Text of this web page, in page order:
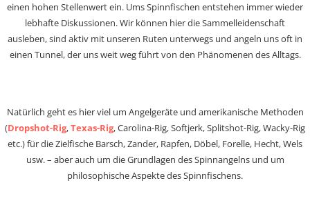
einen hohen Stellenwert ein. Ums Spinnfischen entstehen immer wieder
lebhafte Diskussionen. Wir können hier die Sammelleidenschaft
ausleben, sind aktiv mit unseren Ruten unterwegs und angeln uns oft in
einen Tunnel, der uns weit weg führt von den Phänomenen des Alltags.
Natürlich geht es hier viel um Angelgeräte und amerikanische Methoden
(Dropshot-Rig,Texas-Rig, Carolina-Rig, Softjerk, Splitshot-Rig, Wacky-Rig
etc.) für die Zielfische Barsch, Zander, Rapfen, Döbel, Forelle, Hecht, Wels
usw. – aber auch um die Grundlagen des Spinnangelns und um
philosophische Aspekte des Spinnfischens.